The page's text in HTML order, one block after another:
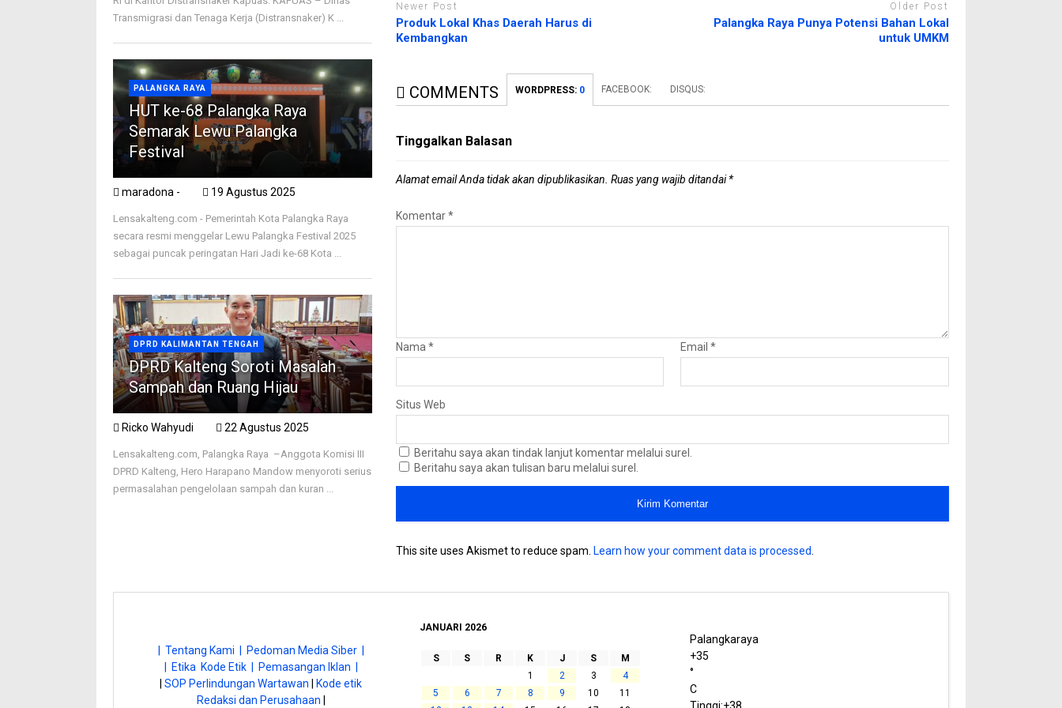
Newer Post
Produk Lokal Khas Daerah Harus di
Kembangkan
Older Post
Palangka Raya Punya Potensi Bahan Lokal
untuk UMKM
COMMENTS WORDPRESS: 0 FACEBOOK: DISQUS:
Tinggalkan Balasan
Alamat email Anda tidak akan dipublikasikan. Ruas yang wajib ditandai*
Komentar*
Nama* Email*
Situs Web
Beritahu saya akan tindak lanjut komentar melalui surel.
Beritahu saya akan tulisan baru melalui surel.
This site uses Akismet to reduce spam. Learn how your comment data is processed
Transmigrasi dan Tenaga Kerja (Distransnaker) K ...
PALANGKA RAYA
HUT ke-68 Palangka Raya
Semarak Lewu Palangka
Festival
maradona - 19 Agustus 2025
Lensakalteng.com - Pemerintah Kota Palangka Raya
secara resmi menggelar Lewu Palangka Festival 2025
sebagai puncak peringatan Hari Jadi ke-68 Kota ...
DPRD KALIMANTAN TENGAH
DPRD Kalteng Soroti Masalah
Sampah dan Ruang Hijau
Ricko Wahyudi 22 Agustus 2025
Lensakalteng.com, Palangka Raya –Anggota Komisi III
DPRD Kalteng, Hero Harapano Mandow menyoroti serius
permasalahan pengelolaan sampah dan kuran ...
| Tentang Kami |
Pedoman Media Siber |
| Etika Kode Etik |
Pemasangan Iklan |
|SOP Perlindungan Wartawan
Kode etik
Redaksi dan Perusahaan
JANUARI 2026
S S R K J S
M
1
2 3
4
5
6 7 8 9 10
11
Palangkaraya
+35
°
C
Tinggi:+38